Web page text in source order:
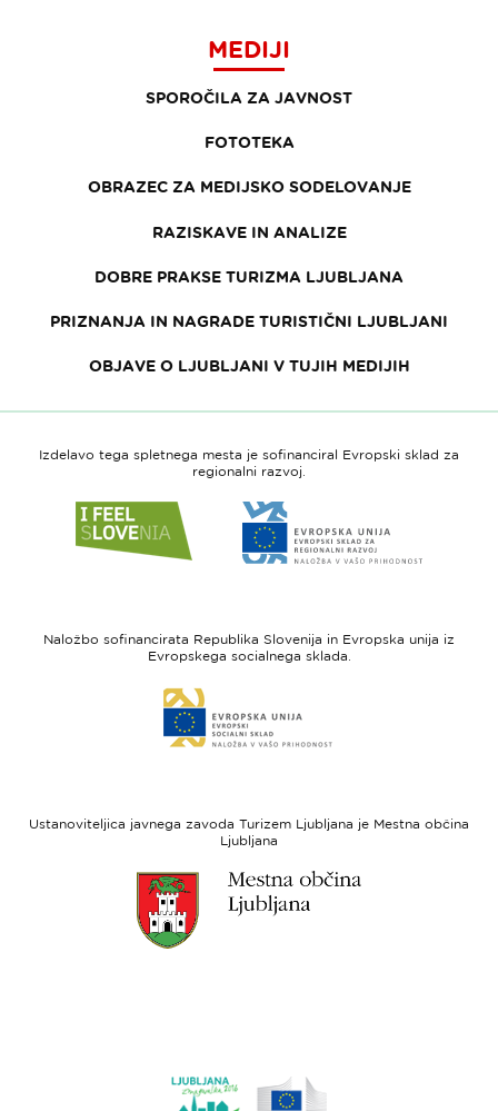
MEDIJI
SPOROČILA ZA JAVNOST
FOTOTEKA
OBRAZEC ZA MEDIJSKO SODELOVANJE
RAZISKAVE IN ANALIZE
DOBRE PRAKSE TURIZMA LJUBLJANA
PRIZNANJA IN NAGRADE TURISTIČNI LJUBLJANI
OBJAVE O LJUBLJANI V TUJIH MEDIJIH
Izdelavo tega spletnega mesta je sofinanciral Evropski sklad za
regionalni razvoj.
do
spletne
Slovenia
do
spletne
-
regionalni
Naložbo sofinancirata Republika Slovenija in Evropska unija iz
Evropskega socialnega sklada.
do
spletne
sklad
Ustanoviteljica javnega zavoda Turizem Ljubljana je Mestna občina
Ljubljana